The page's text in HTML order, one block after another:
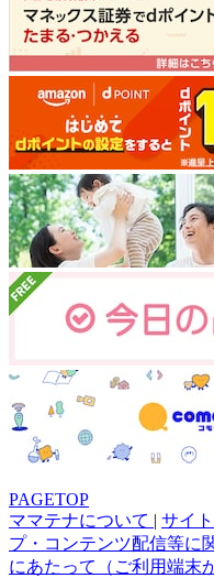
PAGETOP
ママテナについて | サイ
プ・コンテンツ配信等に
にあたって（ご利用端末